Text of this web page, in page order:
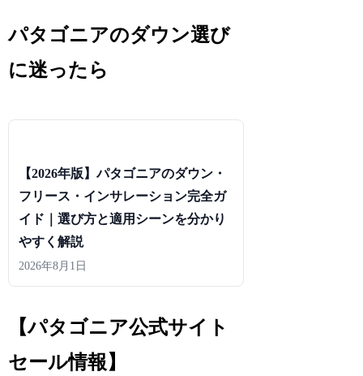
パタゴニアのダウン選び
に迷ったら
【2026年版】パタゴニアのダウン・
フリース・インサレーション完全ガ
イド｜選び方と適用シーンを分かり
やすく解説
2026年8月1日
【パタゴニア公式サイト
セール情報】